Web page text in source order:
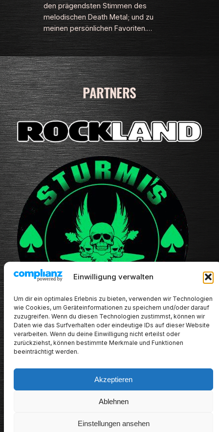
Einwilligung verwalten
Um dir ein optimales Erlebnis zu bieten, verwenden wir Technologien
wie Cookies, um Geräteinformationen zu speichern und/oder darauf
zuzugreifen. Wenn du diesen Technologien zustimmst, können wir
Daten wie das Surfverhalten oder eindeutige IDs auf dieser Website
verarbeiten. Wenn du deine Einwilligung nicht erteilst oder
zurückziehst, können bestimmte Merkmale und Funktionen
beeinträchtigt werden.
Akzeptieren
Ablehnen
Einstellungen ansehen
den prägendsten Stimmen des
melodischen Death Metal; und zu
meinen persönlichen Favoriten.…
PARTNERS
METALHEADs new stuff